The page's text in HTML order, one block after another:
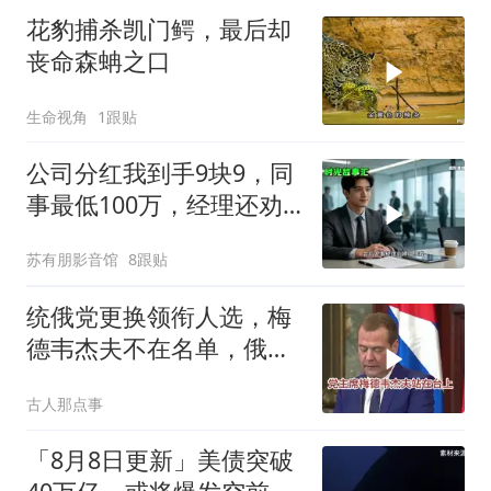
花豹捕杀凯门鳄，最后却
丧命森蚺之口
生命视角 1跟贴
公司分红我到手9块9，同
事最低100万，经理还劝
苏有朋影音馆 8跟贴
统俄党更换领衔人选，梅
德韦杰夫不在名单，俄政
古人那点事
「8月8日更新」美债突破